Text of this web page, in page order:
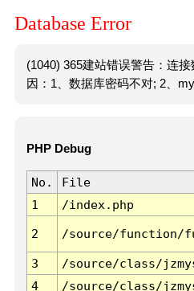
Database Error
(1040) 365建站错误警告：连
因：1、数据库密码不对; 2、
PHP Debug
No. File
1
/index.php
2 /source/function/
3 /source/class/
4
/source/class/